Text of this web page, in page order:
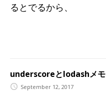
るとでるから、
underscoreとlodashメモ
September 12, 2017